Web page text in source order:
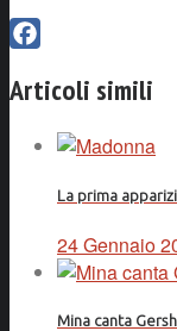
Articoli simili
La prima
24 Gennaio
Mina canta